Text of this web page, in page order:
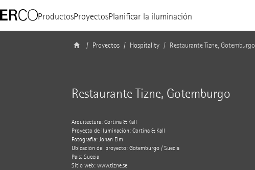
ProductosProyectosPlanificar la iluminación
Proyectos Hospitality Restaurante Tizne, Gotemburgo
Restaurante Tizne, Gotemburgo
Arquitectura: Cortina & Käll
Proyecto de iluminación: Cortina & Käll
Fotografía: Johan Elm
Ubicación del proyecto: Gotemburgo / Suecia
País: Suecia
Sitio web: www.tizne.se